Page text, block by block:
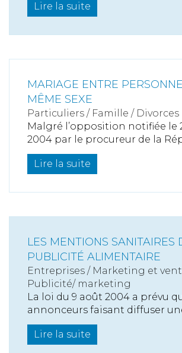
Lire la suite
MARIAGE ENTRE
MÊME SEXE
Particuliers / Famille / Divorces
Malgré l’opposition notifiée le
2004 par le procureur de la
Lire la suite
LES MENTIONS SANITAIRES
PUBLICITÉ ALIMENTAIRE
Entreprises / Marketing et
Publicité/ marketing
La loi du 9 août 2004 a prévu
annonceurs faisant diffuser
Lire la suite